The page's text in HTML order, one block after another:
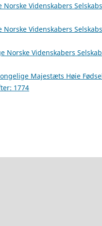
Norske Videnskabers Selskabs
Norske Videnskabers Selskabs
Norske Videnskabers
Majestæts Høie
1774